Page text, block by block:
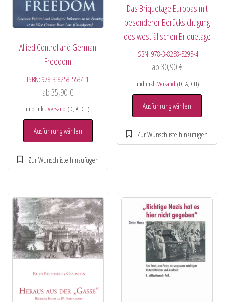
Allied Control and German
Freedom
ISBN:978-3-8258-5534-1
ab35,90€
und inkl.Versand (D, A, CH)
Ausführung wählen
Das Briquetage Europas mit
besonderer Berücksichtigung
des westfälischen Briquetage
ISBN: 978-3-8258-5295-4
ab30,90 €
und inkl. Versand (D, A, CH)
Ausführung wählen